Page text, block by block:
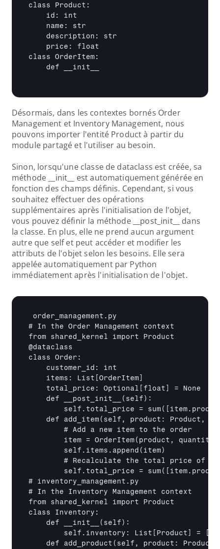
class Product:
    id: int
    name: str
    description: str
    price: float
class OrderItem:
    def
__init__
Désormais, dans les contextes bornés Order
Management et Inventory Management, nous
pouvons importer l'entité Product à partir du
module partagé et l'utiliser au besoin.
Sinon, lorsqu'une classe de dataclass est créée, sa
méthode __init__ est automatiquement générée en
fonction des champs définis. Cependant, si vous
souhaitez effectuer des opérations
supplémentaires après l'initialisation de l'objet,
vous pouvez définir la méthode __post_init__ dans
la classe. En plus, elle ne prend aucun argument
autre que self et peut accéder et modifier les
attributs de l'objet selon les besoins. Elle sera
appelée automatiquement par Python
immédiatement après l'initialisation de l'objet.
order_management.py
# In the Order Management context
from shared_kernel import Product
@dataclass
class Order:
    customer_id: int
    items: List
[OrderItem]
    total_price: Optional
[float]
= None
    def
__post_init__
(self):
        self.total_price = sum(
def add_item(self, product: Product,
        # Add a new item to the order
        item = OrderItem(product, quantity)
        self.items.append(item)
# Recalculate the total price of
        self.total_price = sum(
# inventory_management.py
# In the Inventory Management context
from shared_kernel import Product
class Inventory:
    def
__init__
(self):
        self.inventory: List
[Product]
= []
def add_product(self, product: